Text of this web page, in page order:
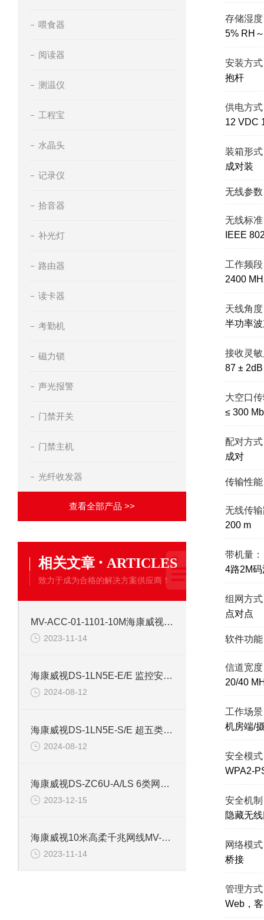
喂食器
阅读器
测温仪
工程宝
水晶头
记录仪
拾音器
补光灯
路由器
读卡器
考勤机
磁力锁
声光报警
门禁开关
门禁主机
光纤收发器
查看全部产品 >>
相关文章 · ARTICLES
致力于成为合格的解决方案供应商！
MV-ACC-01-1101-10M海康威视10米普柔网线
2023-11-14
海康威视DS-1LN5E-E/E 监控安防专用超五类网线
2024-08-12
海康威视DS-1LN5E-S/E 超五类监控安防网线
2024-08-12
海康威视DS-ZC6U-A/LS 6类网线Cat6非屏蔽双绞线
2023-12-15
海康威视10米高柔千兆网线MV-ACC-01-1102-10m
2023-11-14
存储湿
5% RH
安装方
抱杆
供电方
12 VDC
装箱形
成对装
无线参数
无线标
IEEE
工作频
2400
天线角
半功率波
接收灵
87 ±
大空口
≤ 300
配对方
成对
传输性能
无线传
200 m
带机量：
4路2M
组网方
点对点
软件功能
信道宽
20/40
工作场
机房端/
安全模
WPA2-
安全机
隐藏无
网络模
桥接
管理方
Web，